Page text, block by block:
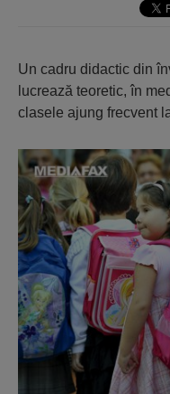
Un cadru didactic din
lucrează teoretic, în
clasele ajung frecvent